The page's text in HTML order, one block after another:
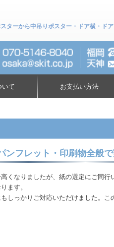
スターから中吊りポスター・ドア横・
て お支払い方法
ンフレット・印刷物全般
くなりましたが、紙の選定にご同
ます。
しっかりご対応いただけました。こ